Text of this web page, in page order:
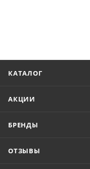
КАТАЛОГ
АКЦИИ
БРЕНДЫ
ОТЗЫВЫ